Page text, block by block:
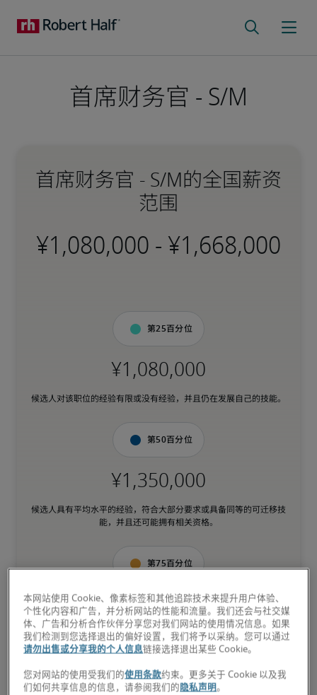
首席财务官 - S/M
首席财务官 - S/M的全国薪资
范围
-
第25百分位
候选人对该职位的经验有限或没有经验，并且仍在发展自己的技能。
第50百分位
候选人具有平均水平的经验，符合大部分要求或具备同等的可迁移技
能，并且还可能拥有相关资格。
第75百分位
候选人具备与职位相匹配的丰富经验和高级技能，并且还可能拥有专
业资格。
本网站使用 Cookie、像素标签和其他追踪技术来提升用户体验、
个性化内容和广告，并分析网站的性能和流量。我们还会与社交媒
体、广告和分析合作伙伴分享您对我们网站的使用情况信息。如果
我们检测到您选择退出的偏好设置，我们将予以采纳。您可以通过
请勿出售或分享我的个人信息链接选择退出某些 Cookie。
您对网站的使用受我们的使用条款约束。更多关于 Cookie 以及我
们如何共享信息的信息，请参阅我们的 隐私声明。